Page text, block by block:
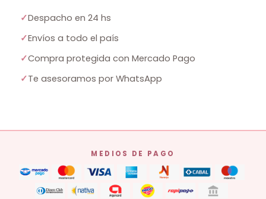
✓Despacho en 24 hs
✓Envíos a todo el país
✓Compra protegida con Mercado Pago
✓Te asesoramos por WhatsApp
MEDIOS DE PAGO